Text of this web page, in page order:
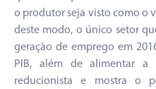
o produtor seja visto como o
deste modo, o único setor
geração de emprego em
PIB, além de alimentar a
reducionista e mostra o